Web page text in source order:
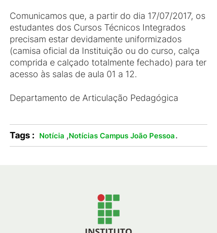
Comunicamos que, a partir do dia 17/07/2017, os
estudantes dos Cursos Técnicos Integrados
precisam estar devidamente uniformizados
(camisa oficial da Instituição ou do curso, calça
comprida e calçado totalmente fechado) para ter
acesso às salas de aula 01 a 12.
Departamento de Articulação Pedagógica
Tags : Notícia ,Notícias Campus João Pessoa.